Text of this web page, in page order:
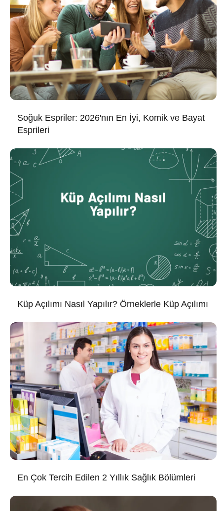
Soğuk Espriler: 2026'nın En İyi, Komik ve Bayat
Esprileri
Küp Açılımı Nasıl Yapılır? Örneklerle Küp Açılımı
En Çok Tercih Edilen 2 Yıllık Sağlık Bölümleri